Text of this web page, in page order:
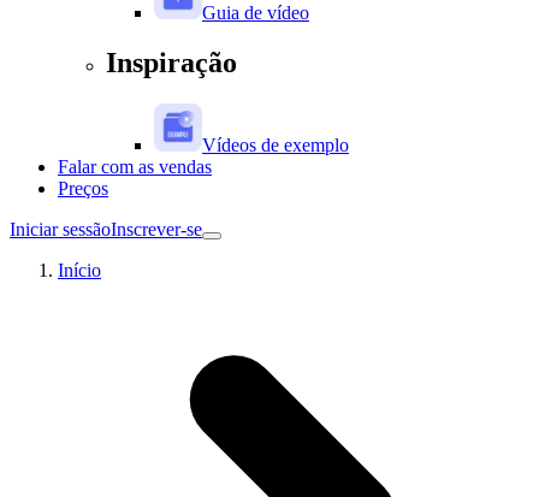
Guia de vídeo
Inspiração
Vídeos de exemplo
Falar com as vendas
Preços
Iniciar sessãoInscrever-se
Início